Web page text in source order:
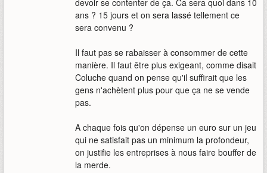
devoir se contenter de ça. Ca sera quoi dans 10
ans ? 15 jours et on sera lassé tellement ce
sera convenu ?
Il faut pas se rabaisser à consommer de cette
manière. Il faut être plus exigeant, comme disait
Coluche quand on pense qu'il suffirait que les
gens n'achètent plus pour que ça ne se vende
pas.
A chaque fois qu'on dépense un euro sur un jeu
qui ne satisfait pas un minimum la profondeur,
on justifie les entreprises à nous faire bouffer de
la merde.